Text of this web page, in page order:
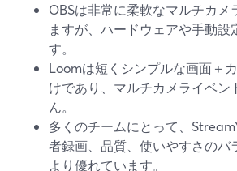
OBSは非常に柔軟なマルチカメ
ますが、ハードウェアや手動設
す。
Loomは短くシンプルな画面＋
けであり、マルチカメライベン
ん。
多くのチームにとって、
者録画、品質、使いやすさのバ
より優れています。